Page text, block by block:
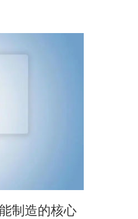
制造的核心